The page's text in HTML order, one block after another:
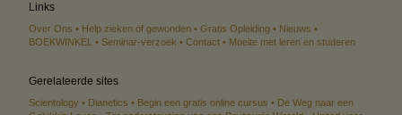
Links
Over Ons Help zieken of gewonden Gratis Opleiding
Nieuws
BOEKWINKEL
Seminar-verzoek Contact Moeite met leren en studeren
Gerelateerde sites
Scientology Dianetics Begin een gratis online cursus
De Weg naar een